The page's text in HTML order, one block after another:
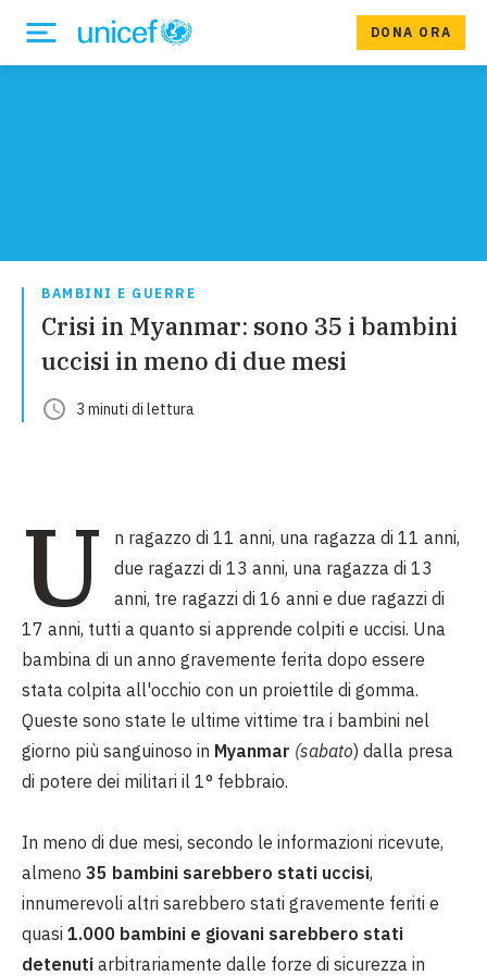
DONA ORA
BAMBINI E GUERRE
Crisi in Myanmar: sono 35 i bambini
uccisi in meno di due mesi
3 minuti di lettura
U
n ragazzo di 11 anni, una ragazza di 11 anni,
due ragazzi di 13 anni, una ragazza di 13
anni, tre ragazzi di 16 anni e due ragazzi di
17 anni, tutti a quanto si apprende colpiti e uccisi. Una
bambina di un anno gravemente ferita dopo essere
stata colpita all'occhio con un proiettile di gomma.
Queste sono state le ultime vittime tra i bambini nel
giorno più sanguinoso in Myanmar (sabato) dalla presa
di potere dei militari il 1° febbraio.
In meno di due mesi, secondo le informazioni ricevute,
almeno 35 bambini sarebbero stati uccisi,
innumerevoli altri sarebbero stati gravemente feriti e
quasi 1.000 bambini e giovani sarebbero stati
detenuti arbitrariamente dalle forze di sicurezza in